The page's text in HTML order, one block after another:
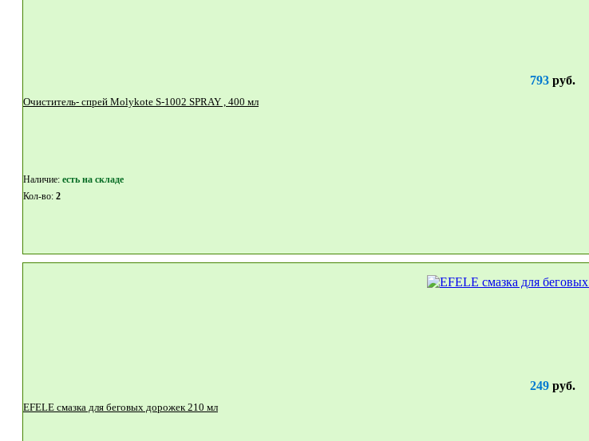
793руб.
Очиститель- спрей Molykote S-1002 SPRAY , 400 мл
Наличие: eсть на складе
Кол-во: 2
249руб.
EFELE смазка для беговых дорожек 210 мл